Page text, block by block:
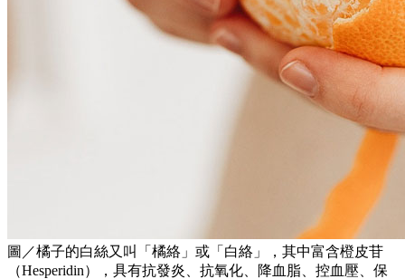
圖／橘子的白絲又叫「橘絡」或「白絡」，其中富含橙皮苷
（Hesperidin），具有抗發炎、抗氧化、降血脂、控血壓、保